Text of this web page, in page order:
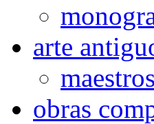
arte
obras